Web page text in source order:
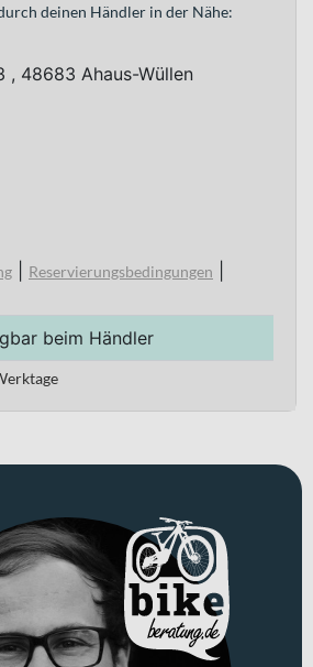
deinen Händler in der Nähe:
, 48683 Ahaus-Wüllen
Reservierungsbedingungen
beim Händler